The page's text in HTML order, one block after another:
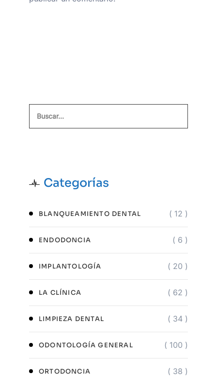
Categorías
BLANQUEAMIENTO DENTAL ( 12 )
ENDODONCIA ( 6 )
IMPLANTOLOGÍA ( 20 )
LA CLÍNICA ( 62 )
LIMPIEZA DENTAL ( 34 )
ODONTOLOGÍA GENERAL ( 100 )
ORTODONCIA ( 38 )